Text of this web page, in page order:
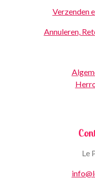
Verzenden
Annuleren,
Le